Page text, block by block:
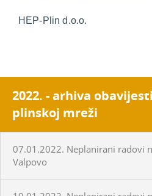
HEP-Plin d.o.o.
2022. - arhiva
plinskoj mreži
07.01.2022. Neplanirani radovi
Valpovo